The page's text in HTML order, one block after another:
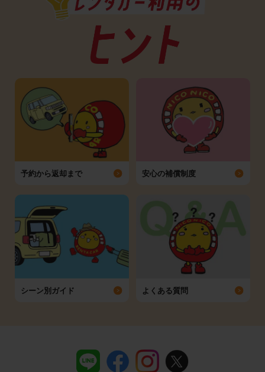
予約から返却まで 安心の補償制度
シーン別ガイド よくある質問